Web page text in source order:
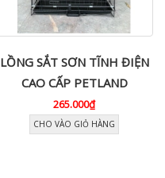
LỒNG SẮT SƠN TĨNH ĐIỆN
CAO CẤP PETLAND
265.000₫
CHO VÀO GIỎ HÀNG